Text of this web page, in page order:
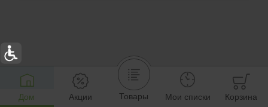
Дом Акции Товары Мои списки Корзина